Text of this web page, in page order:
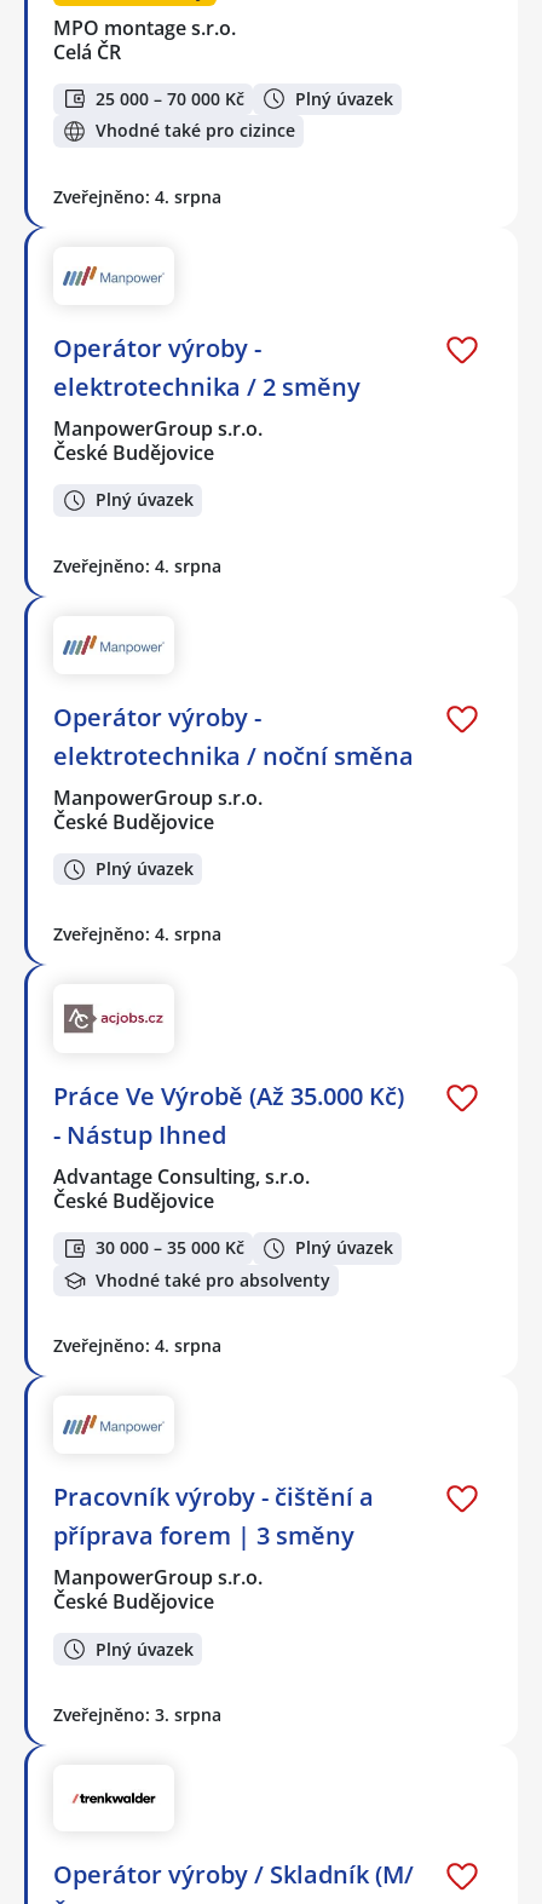
MPO montage s.r.o.
Celá ČR
25 000 – 70 000 Kč
Plný úvazek
Vhodné také pro cizince
Zveřejněno: 4. srpna
Operátor výroby -
elektrotechnika / 2 směny
ManpowerGroup s.r.o.
České Budějovice
Plný úvazek
Zveřejněno: 4. srpna
Operátor výroby -
elektrotechnika / noční směna
ManpowerGroup s.r.o.
České Budějovice
Plný úvazek
Zveřejněno: 4. srpna
Práce Ve Výrobě (Až 35.000 Kč)
- Nástup Ihned
Advantage Consulting, s.r.o.
České Budějovice
30 000 – 35 000 Kč
Plný úvazek
Vhodné také pro absolventy
Zveřejněno: 4. srpna
Pracovník výroby - čištění a
příprava forem | 3 směny
ManpowerGroup s.r.o.
České Budějovice
Plný úvazek
Zveřejněno: 3. srpna
Operátor výroby / Skladník (M/